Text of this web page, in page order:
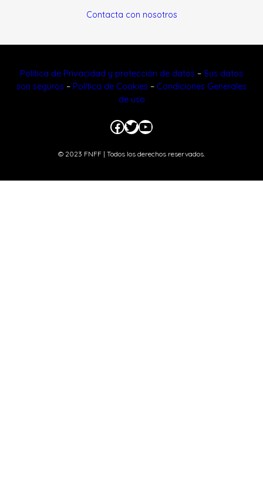
Contacta con nosotros
Política de Privacidad y protección de datos – Sus datos
son seguros – Política de Cookies – Condiciones Generales
de uso
Facebook
Twitter
YouTube
© 2023 FNFF | Todos los derechos reservados.